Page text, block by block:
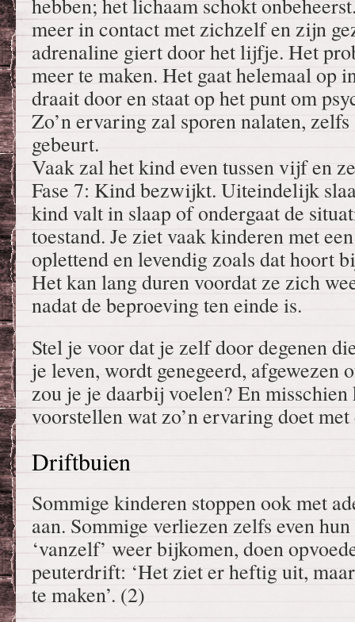
hebben; het lichaam schokt
meer in contact met zichzelf en zijn
adrenaline giert door het lijfje. Het
meer te maken. Het gaat helemaal op
draait door en staat op het punt om
Zo’n ervaring zal sporen nalaten,
gebeurt.
Vaak zal het kind even tussen vijf en
Fase 7: Kind bezwijkt. Uiteindelijk
kind valt in slaap of ondergaat de
toestand. Je ziet vaak kinderen met
oplettend en levendig zoals dat hoort
Het kan lang duren voordat ze zich
nadat de beproeving ten einde is.
Stel je voor dat je zelf door degenen
je leven, wordt genegeerd, afgewezen
zou je je daarbij voelen? En misschien
voorstellen wat zo’n ervaring doet
Driftbuien
Sommige kinderen stoppen ook met
aan. Sommige verliezen zelfs even
‘vanzelf’ weer bijkomen, doen
peuterdrift: ‘Het ziet er heftig uit,
te maken’. (2)